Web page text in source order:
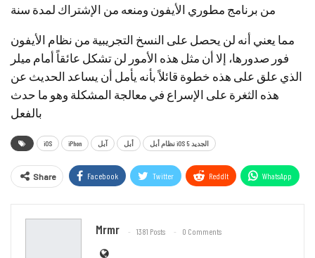
من برنامج مطوري الأيفون ومنعه من الإشتراك لمدة سنة
مما يعني أنه لن يحصل على النسخ التجريبية من نظام الأيفون
فور صدورها، إلا أن مثل هذه الأمور لن تشكل عائقاً أمام ميلر
الذي علق على هذه خطوة قائلاً بأنه يأمل أن يساعد الحديث عن
هذه الثغرة على الإسراع في معالجة المشكلة وهو ما حدث
بالفعل
iOS iPhon آبل أبل نظام أبل iOS 5 الجديد
Share Facebook Twitter ReddIt WhatsApp
Mrmr 1381 Posts 0 Comments